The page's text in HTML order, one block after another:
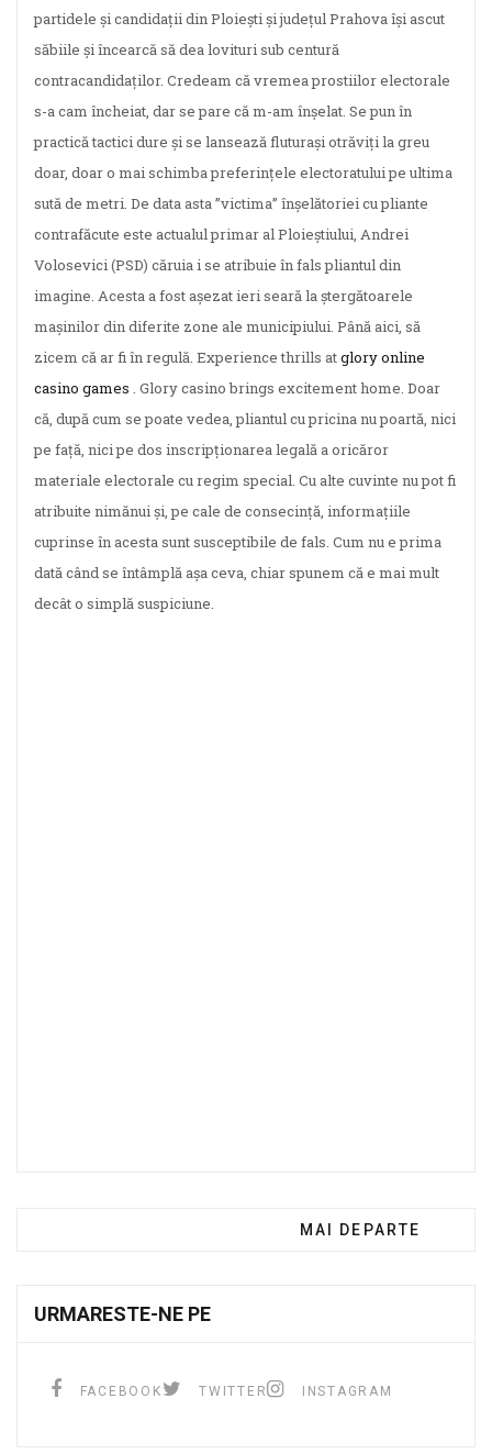
partidele și candidații din Ploiești și județul Prahova își ascut
săbiile și încearcă să dea lovituri sub centură
contracandidaților. Credeam că vremea prostiilor electorale
s-a cam încheiat, dar se pare că m-am înșelat. Se pun în
practică tactici dure și se lansează fluturași otrăviți la greu
doar, doar o mai schimba preferințele electoratului pe ultima
sută de metri. De data asta ”victima” înșelătoriei cu pliante
contrafăcute este actualul primar al Ploieștiului, Andrei
Volosevici (PSD) căruia i se atribuie în fals pliantul din
imagine. Acesta a fost așezat ieri seară la ștergătoarele
mașinilor din diferite zone ale municipiului. Până aici, să
zicem că ar fi în regulă. Experience thrills atglory online
casino games . Glory casino brings excitement home. Doar
că, după cum se poate vedea, pliantul cu pricina nu poartă, nici
pe față, nici pe dos inscripționarea legală a oricăror
materiale electorale cu regim special. Cu alte cuvinte nu pot fi
atribuite nimănui și, pe cale de consecință, informațiile
cuprinse în acesta sunt susceptibile de fals. Cum nu e prima
dată când se întâmplă așa ceva, chiar spunem că e mai mult
decât o simplă suspiciune.
MAI DEPARTE
URMARESTE-NE PE
FACEBOOK TWITTER INSTAGRAM